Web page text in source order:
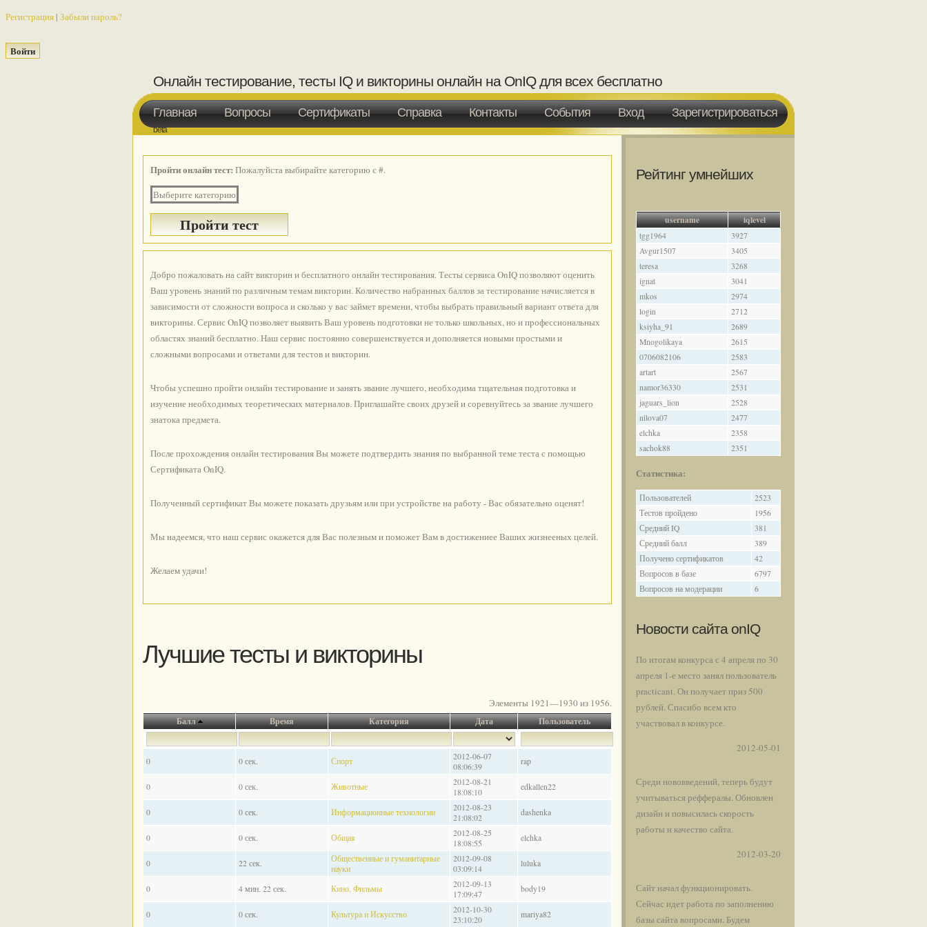
Регистрация | Забыли пароль?
Онлайн тестирование, тесты IQ и викторины онлайн на OnIQ для всех бесплатно
beta
Главная Вопросы Сертификаты Справка Контакты События Вход Зарегистрироваться
Пройти онлайн тест: Пожалуйста выбирайте категорию с #.
Выберите категорию
Добро пожаловать на сайт викторин и бесплатного онлайн тестирования. Тесты сервиса OnIQ позволяют оценить
Ваш уровень знаний по различным темам викторин. Количество набранных баллов за тестирование начисляется в
зависимости от сложности вопроса и сколько у вас займет времени, чтобы выбрать правильный вариант ответа для
викторины. Сервис OnIQ позволяет выявить Ваш уровень подготовки не только школьных, но и профессиональных
областях знаний бесплатно. Наш сервис постоянно совершенствуется и дополняется новыми простыми и
сложными вопросами и ответами для тестов и викторин.
Чтобы успешно пройти онлайн тестирование и занять звание лучшего, необходима тщательная подготовка и
изучение необходимых теоретических материалов. Приглашайте своих друзей и соревнуйтесь за звание лучшего
знатока предмета.
После прохождения онлайн тестирования Вы можете подтвердить знания по выбранной теме теста с помощью
Сертификата OnIQ.
Полученный сертификат Вы можете показать друзьям или при устройстве на работу - Вас обязательно оценят!
Мы надеемся, что наш сервис окажется для Вас полезным и поможет Вам в достижениее Ваших жизнееных целей.
Желаем удачи!
Лучшие тесты и викторины
Элементы 1921—1930 из 1956.
Балл Время Категория Дата Пользователь
0 0 сек. Спорт
2012-06-07
08:06:39
rap
0 0 сек. Животные
2012-08-21
18:08:10
edkallen22
0 0 сек. Информационные технологии
2012-08-23
21:08:02
dashenka
0 0 сек. Общая
2012-08-25
18:08:55
elchka
0 22 сек.
Общественные и гуманитарные
науки
2012-09-08
03:09:14
luluka
0 4 мин. 22 сек. Кино, Фильмы
2012-09-13
17:09:47
body19
0 0 сек. Культура и Искусство
2012-10-30
23:10:20
mariya82
Рейтинг умнейших
username iqlevel
tgg1964
3927
Avgur1507
3405
teresa
3268
ignat
3041
mkos
2974
login
2712
ksiyha_91
2689
Mnogolikaya
2615
0706082106
2583
artart
2567
namor36330
2531
jaguars_lion
2528
nilova07
2477
elchka
2358
sachok88
2351
Статистика:
Пользователей
2523
Тестов пройдено
1956
Средний IQ
381
Средний балл
389
Получено сертификатов
42
Вопросов в базе
6797
Вопросов на модерации
6
Новости сайта onIQ
По итогам конкурса с 4 апреля по 30
апреля 1-е место занял пользователь
practicant. Он получает приз 500
рублей. Спасибо всем кто
участвовал в конкурсе.
2012-05-01
Среди нововведений, теперь будут
учитываться реффералы. Обновлен
дизайн и повысилась скорость
работы и качество сайта.
2012-03-20
Сайт начал функционировать.
Сейчас идет работа по заполнению
базы сайта вопросами. Будем